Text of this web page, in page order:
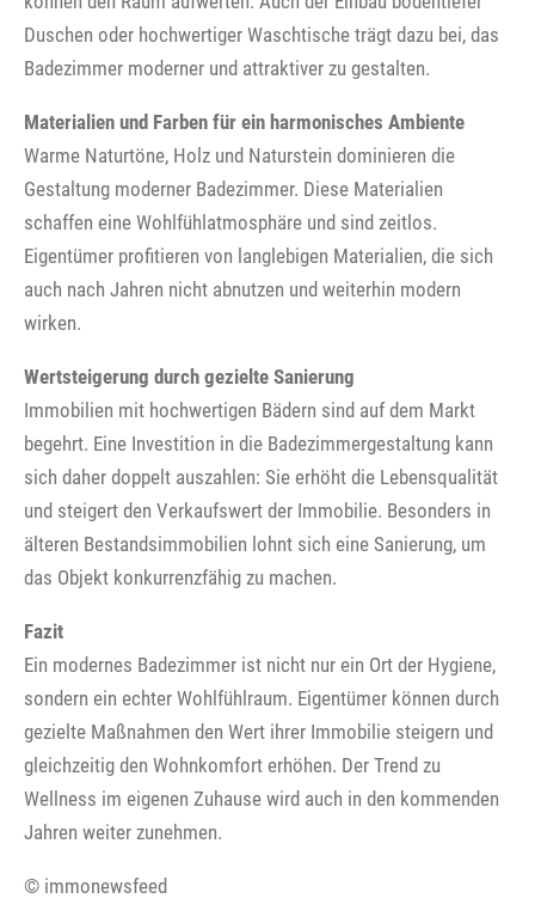
Duschen oder hochwertiger Waschtische trägt dazu bei, das
Badezimmer moderner und attraktiver zu gestalten.
Materialien und Farben für ein harmonisches Ambiente
Warme Naturtöne, Holz und Naturstein dominieren die
Gestaltung moderner Badezimmer. Diese Materialien
schaffen eine Wohlfühlatmosphäre und sind zeitlos.
Eigentümer profitieren von langlebigen Materialien, die sich
auch nach Jahren nicht abnutzen und weiterhin modern
wirken.
Wertsteigerung durch gezielte Sanierung
Immobilien mit hochwertigen Bädern sind auf dem Markt
begehrt. Eine Investition in die Badezimmergestaltung kann
sich daher doppelt auszahlen: Sie erhöht die Lebensqualität
und steigert den Verkaufswert der Immobilie. Besonders in
älteren Bestandsimmobilien lohnt sich eine Sanierung, um
das Objekt konkurrenzfähig zu machen.
Fazit
Ein modernes Badezimmer ist nicht nur ein Ort der Hygiene,
sondern ein echter Wohlfühlraum. Eigentümer können durch
gezielte Maßnahmen den Wert ihrer Immobilie steigern und
gleichzeitig den Wohnkomfort erhöhen. Der Trend zu
Wellness im eigenen Zuhause wird auch in den kommenden
Jahren weiter zunehmen.
© immonewsfeed